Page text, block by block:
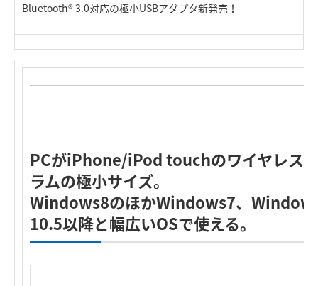
Bluetooth® 3.0対応の極小USBアダプタ新発売！
PCがiPhone/iPod touchのワイヤレス
ラムの極小サイズ。
Windows8のほかWindows7、
10.5以降と幅広いOSで使える。